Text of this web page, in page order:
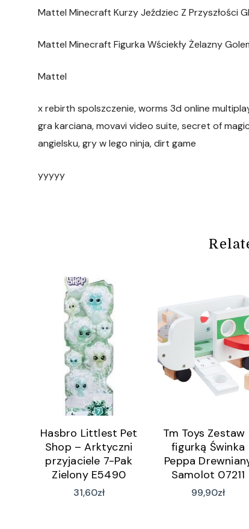
Mattel Minecraft Kurzy Jeździec Z Przyszłości
Mattel Minecraft Figurka Wściekły Żelazny
Mattel
x rebirth spolszczenie, worms 3d online
gra karciana, movavi video suite, secret of
angielsku, gry w lego ninja, dirt game
yyyyy
Hasbro Littlest Pet
Shop – Arktyczni
przyjaciele 7-Pak
Zielony E5490
31,60zł
Tm Toys Zestaw
figurką Świnka
Peppa
Samolot 07211
99,90zł